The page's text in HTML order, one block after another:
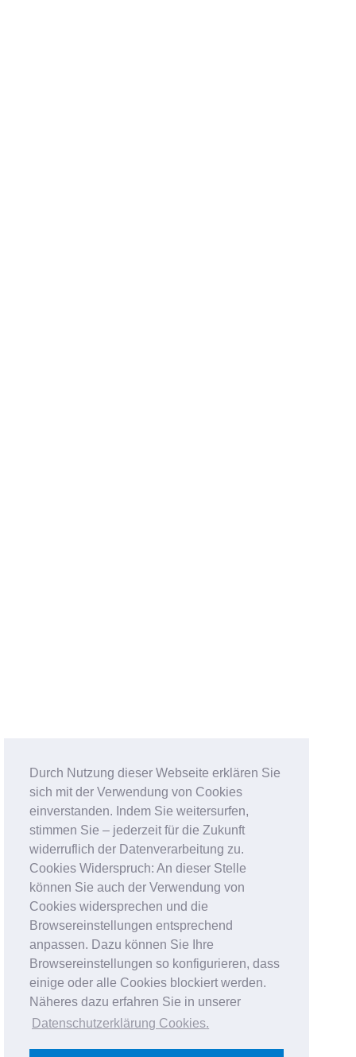
Durch Nutzung dieser Webseite erklären Sie
sich mit der Verwendung von Cookies
einverstanden. Indem Sie weitersurfen,
stimmen Sie – jederzeit für die Zukunft
widerruflich der Datenverarbeitung zu.
Cookies Widerspruch: An dieser Stelle
können Sie auch der Verwendung von
Cookies widersprechen und die
Browsereinstellungen entsprechend
anpassen. Dazu können Sie Ihre
Browsereinstellungen so konfigurieren, dass
einige oder alle Cookies blockiert werden.
Näheres dazu erfahren Sie in unserer
Datenschutzerklärung Cookies.